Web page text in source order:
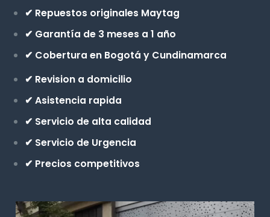
✔ Repuestos originales Maytag
✔ Garantía de 3 meses a 1 año
✔ Cobertura en Bogotá y Cundinamarca
✔ Revision a domicilio
✔ Asistencia rapida
✔ Servicio de alta calidad
✔ Servicio de Urgencia
✔ Precios competitivos